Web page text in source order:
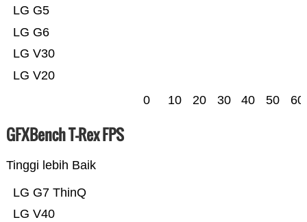
LG V20
LG V30
LG G6
LG G5
0 10 20 30 40 50 60
GFXBench T-Rex FPS
Tinggi lebih Baik
LG V40
LG G7 ThinQ